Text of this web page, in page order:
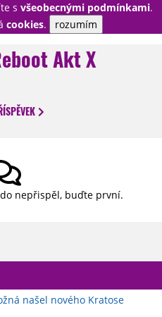
s všeobecnými podmínkami.
cookies. rozumím
PŘIHLÁSIT
Akt X
nepřispěl, buďte první.
našel nového Kratose